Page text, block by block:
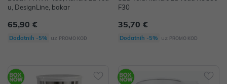
u, DesignLine, bakar
65,90 €
Dodatnih -5% uz PROMO KOD
F30
35,70 €
Dodatnih -5% uz PROMO KOD